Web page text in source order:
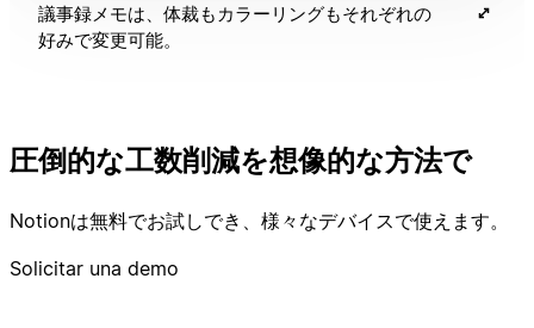
議事録メモは、体裁もカラーリングもそれぞれの
好みで変更可能。
圧倒的な工数削減を想像的な方法で
Notionは無料でお試しでき、様々なデバイスで使えます。
Solicitar una demo